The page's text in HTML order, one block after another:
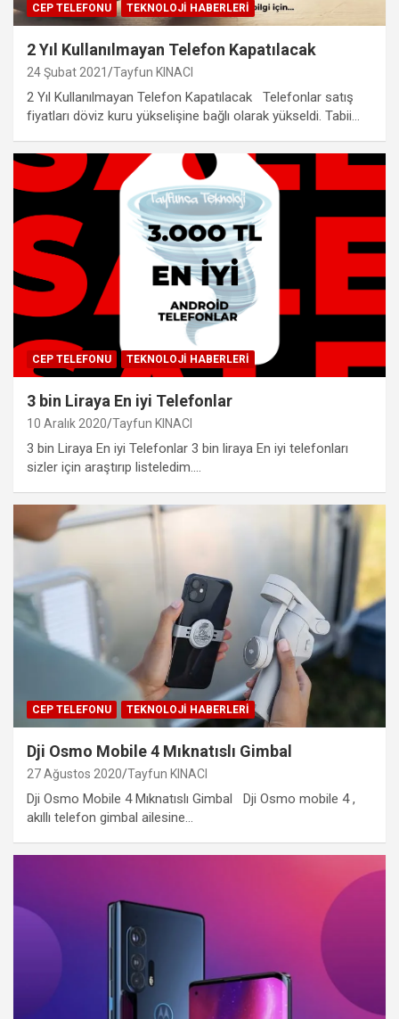
CEP TELEFONU TEKNOLOJI HABERLERI
2 Yıl Kullanılmayan Telefon Kapatılacak
24 Şubat 2021 Tayfun KINACI
2 Yıl Kullanılmayan Telefon Kapatılacak Telefonlar satış
fiyatları döviz kuru yükselişine bağlı olarak yükseldi. Tabii…
CEP TELEFONU TEKNOLOJI HABERLERI
3 bin Liraya En iyi Telefonlar
10 Aralık 2020 Tayfun KINACI
3 bin Liraya En iyi Telefonlar 3 bin liraya En iyi telefonları
sizler için araştırıp listeledim.…
CEP TELEFONU TEKNOLOJI HABERLERI
Dji Osmo Mobile 4 Mıknatıslı Gimbal
27 Ağustos 2020 Tayfun KINACI
Dji Osmo Mobile 4 Mıknatıslı Gimbal Dji Osmo mobile 4 ,
akıllı telefon gimbal ailesine…